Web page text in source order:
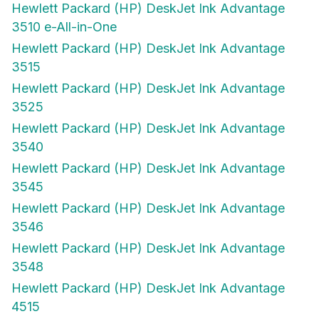
Hewlett Packard (HP) DeskJet Ink Advantage
3510 e-All-in-One
Hewlett Packard (HP) DeskJet Ink Advantage
3515
Hewlett Packard (HP) DeskJet Ink Advantage
3525
Hewlett Packard (HP) DeskJet Ink Advantage
3540
Hewlett Packard (HP) DeskJet Ink Advantage
3545
Hewlett Packard (HP) DeskJet Ink Advantage
3546
Hewlett Packard (HP) DeskJet Ink Advantage
3548
Hewlett Packard (HP) DeskJet Ink Advantage
4515